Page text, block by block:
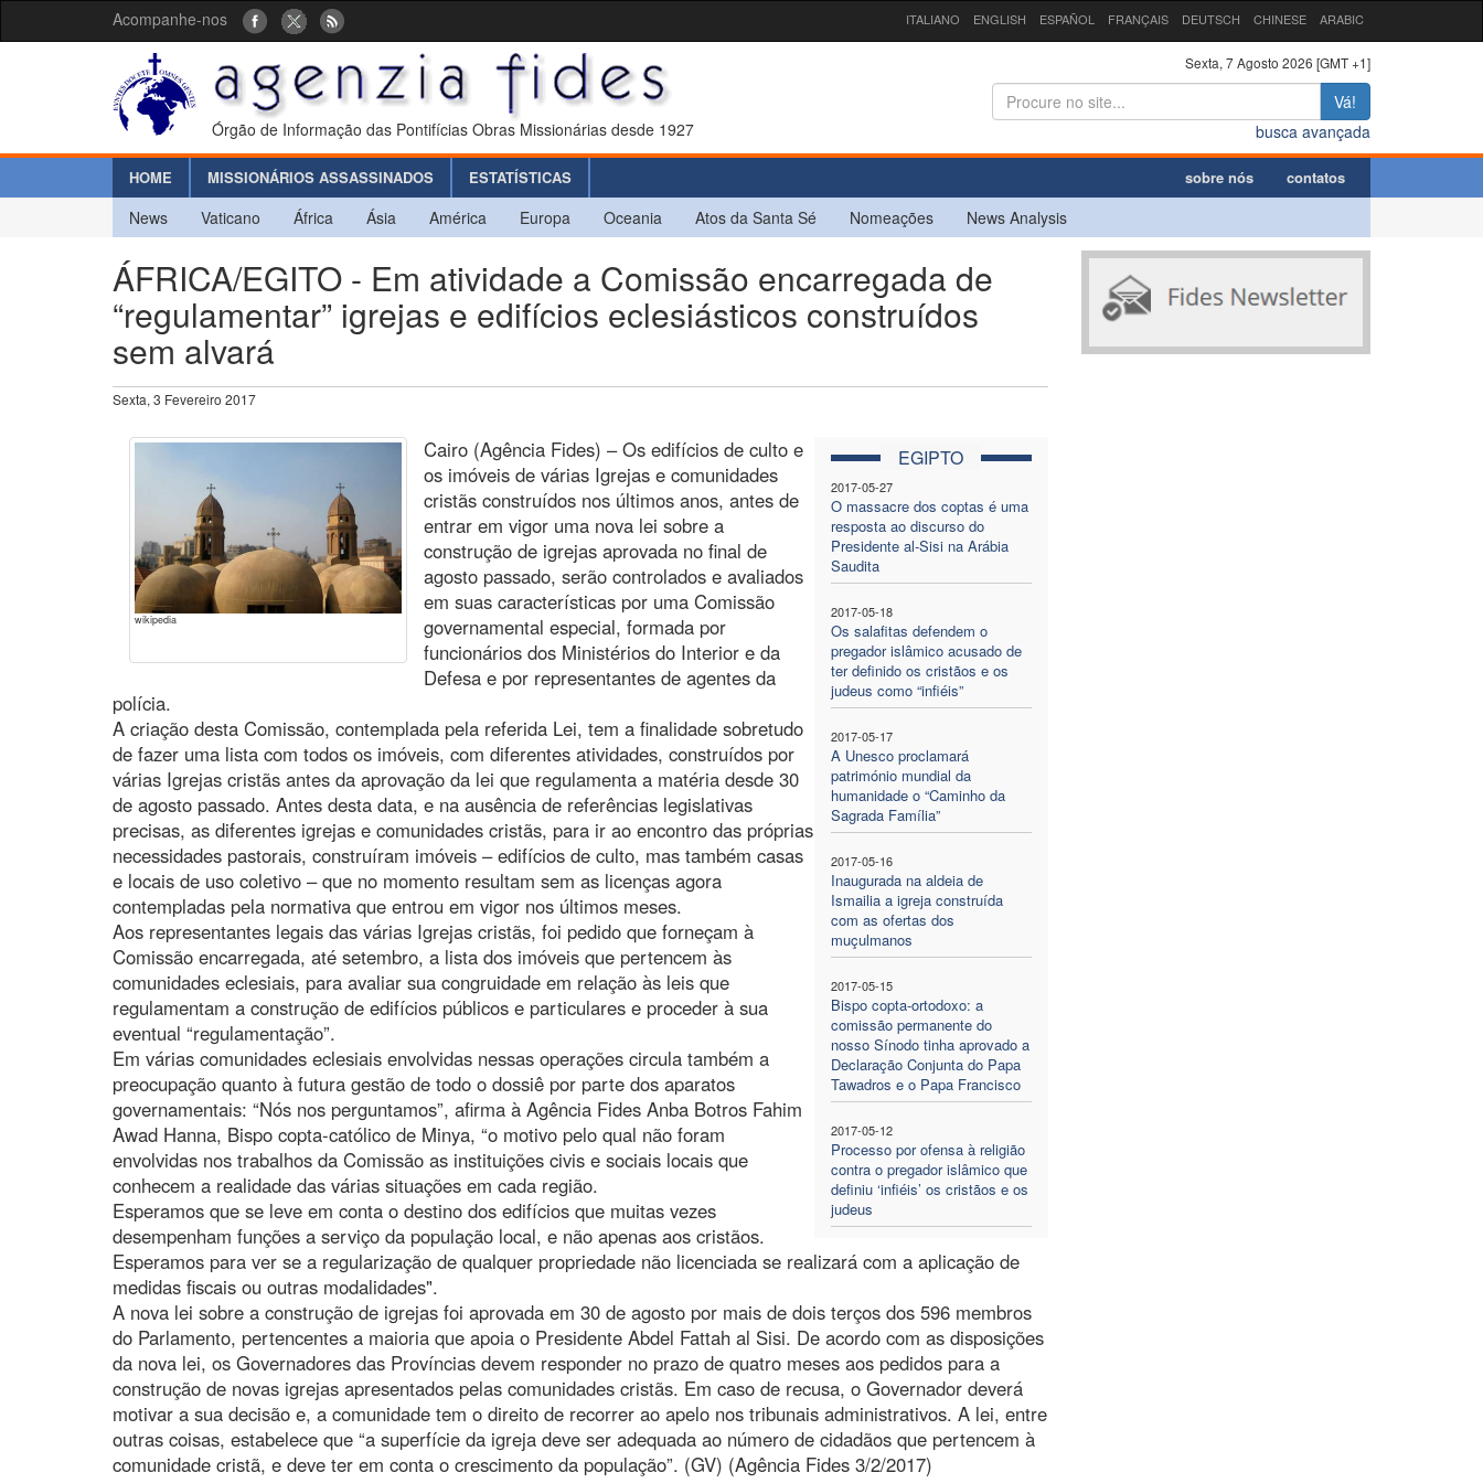
Acompanhe-nos ITALIANO ENGLISH ESPAÑOL FRANÇAIS DEUTSCH CHINESE ARABIC
Órgão de Informação das Pontifícias Obras Missionárias desde 1927
Sexta, 7 Agosto 2026 [GMT +1]
Vá!
busca avançada
HOME MISSIONÁRIOS ASSASSINADOS ESTATÍSTICAS sobre nós contatos
News Vaticano África Ásia América Europa Oceania Atos da Santa Sé Nomeações News Analysis
ÁFRICA/EGITO - Em atividade a Comissão encarregada de
“regulamentar” igrejas e edifícios eclesiásticos construídos
sem alvará
Sexta, 3 Fevereiro 2017
wikipedia
EGIPTO
2017-05-27
O massacre dos coptas é uma
resposta ao discurso do
Presidente al-Sisi na Arábia
Saudita
2017-05-18
Os salafitas defendem o
pregador islâmico acusado de
ter definido os cristãos e os
judeus como “infiéis”
2017-05-17
A Unesco proclamará
património mundial da
humanidade o “Caminho da
Sagrada Família”
2017-05-16
Inaugurada na aldeia de
Ismailia a igreja construída
com as ofertas dos
muçulmanos
2017-05-15
Bispo copta-ortodoxo: a
comissão permanente do
nosso Sínodo tinha aprovado a
Declaração Conjunta do Papa
Tawadros e o Papa Francisco
2017-05-12
Processo por ofensa à religião
contra o pregador islâmico que
definiu ‘infiéis’ os cristãos e os
judeus
Cairo (Agência Fides) – Os edifícios de culto e
os imóveis de várias Igrejas e comunidades
cristãs construídos nos últimos anos, antes de
entrar em vigor uma nova lei sobre a
construção de igrejas aprovada no final de
agosto passado, serão controlados e avaliados
em suas características por uma Comissão
governamental especial, formada por
funcionários dos Ministérios do Interior e da
Defesa e por representantes de agentes da
polícia.
A criação desta Comissão, contemplada pela referida Lei, tem a finalidade sobretudo
de fazer uma lista com todos os imóveis, com diferentes atividades, construídos por
várias Igrejas cristãs antes da aprovação da lei que regulamenta a matéria desde 30
de agosto passado. Antes desta data, e na ausência de referências legislativas
precisas, as diferentes igrejas e comunidades cristãs, para ir ao encontro das próprias
necessidades pastorais, construíram imóveis – edifícios de culto, mas também casas
e locais de uso coletivo – que no momento resultam sem as licenças agora
contempladas pela normativa que entrou em vigor nos últimos meses.
Aos representantes legais das várias Igrejas cristãs, foi pedido que forneçam à
Comissão encarregada, até setembro, a lista dos imóveis que pertencem às
comunidades eclesiais, para avaliar sua congruidade em relação às leis que
regulamentam a construção de edifícios públicos e particulares e proceder à sua
eventual “regulamentação”.
Em várias comunidades eclesiais envolvidas nessas operações circula também a
preocupação quanto à futura gestão de todo o dossiê por parte dos aparatos
governamentais: “Nós nos perguntamos”, afirma à Agência Fides Anba Botros Fahim
Awad Hanna, Bispo copta-católico de Minya, “o motivo pelo qual não foram
envolvidas nos trabalhos da Comissão as instituições civis e sociais locais que
conhecem a realidade das várias situações em cada região.
Esperamos que se leve em conta o destino dos edifícios que muitas vezes
desempenham funções a serviço da população local, e não apenas aos cristãos.
Esperamos para ver se a regularização de qualquer propriedade não licenciada se realizará com a aplicação de
medidas fiscais ou outras modalidades".
A nova lei sobre a construção de igrejas foi aprovada em 30 de agosto por mais de dois terços dos 596 membros
do Parlamento, pertencentes a maioria que apoia o Presidente Abdel Fattah al Sisi. De acordo com as disposições
da nova lei, os Governadores das Províncias devem responder no prazo de quatro meses aos pedidos para a
construção de novas igrejas apresentados pelas comunidades cristãs. Em caso de recusa, o Governador deverá
motivar a sua decisão e, a comunidade tem o direito de recorrer ao apelo nos tribunais administrativos. A lei, entre
outras coisas, estabelece que “a superfície da igreja deve ser adequada ao número de cidadãos que pertencem à
comunidade cristã, e deve ter em conta o crescimento da população”. (GV) (Agência Fides 3/2/2017)